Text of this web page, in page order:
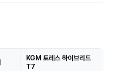
KGM 토레스 하이브리드
T7